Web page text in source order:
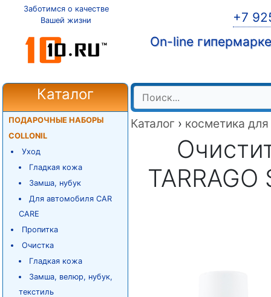
Заботимся о качестве
Вашей жизни
+7
On-line
Каталог
ПОДАРОЧНЫЕ НАБОРЫ
COLLONIL
Уход
Гладкая кожа
Замша, нубук
Для автомобиля CAR
CARE
Пропитка
Очистка
Гладкая кожа
Замша, велюр, нубук,
текстиль
Каталог › косметика
TARRAGO